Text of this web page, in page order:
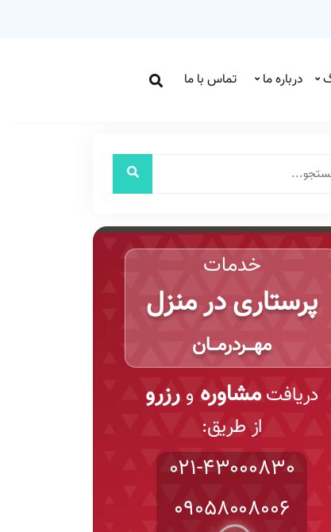
درباره ما تماس با ما
خدمات
پرستاری در منزل
مهـــردرمـــان
دریافتمشاورهو رزرو
از طریق:
021-43000830
09058008006